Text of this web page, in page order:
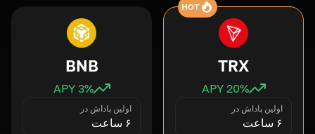
HOT
TRX
20% APY
اولین پاداش در
۶ ساعت
BNB
3% APY
اولین پاداش در
۶ ساعت